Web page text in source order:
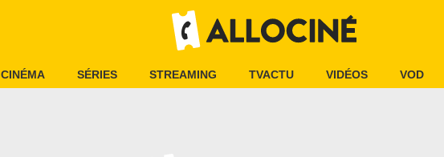
CINÉMA SÉRIES STREAMING TVACTU VIDÉOS VOD